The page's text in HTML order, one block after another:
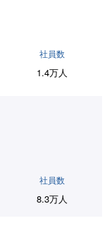
社員数
1.4万人
社員数
8.3万人